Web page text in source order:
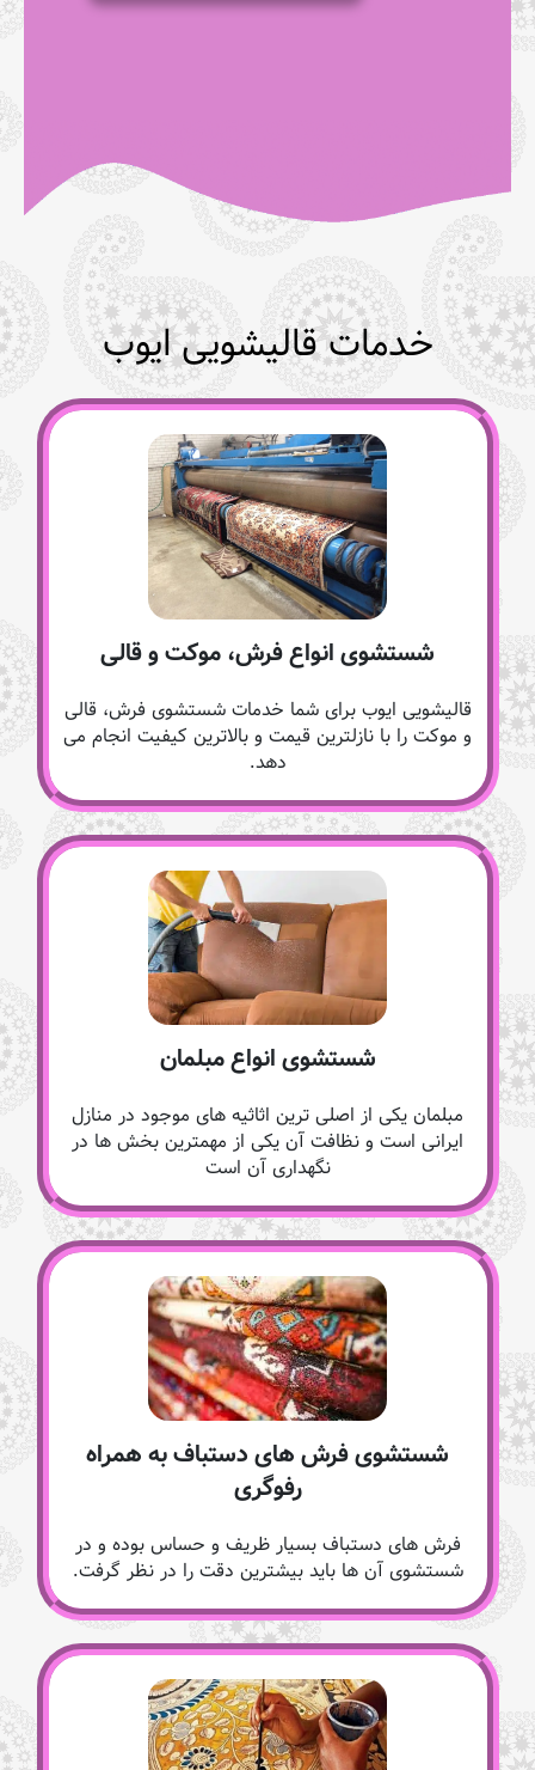
خدمات قالیشویی ایوب
شستشوی انواع فرش، موکت و قالی
قالیشویی ایوب برای شما خدمات شستشوی فرش، قالی
و موکت را با نازلترین قیمت و بالاترین کیفیت انجام می
دهد.
شستشوی انواع مبلمان
مبلمان یکی از اصلی ترین اثاثیه های موجود در منازل
ایرانی است و نظافت آن یکی از مهمترین بخش ها در
نگهداری آن است
شستشوی فرش های دستباف به همراه
رفوگری
فرش های دستباف بسیار ظریف و حساس بوده و در
شستشوی آن ها باید بیشترین دقت را در نظر گرفت.